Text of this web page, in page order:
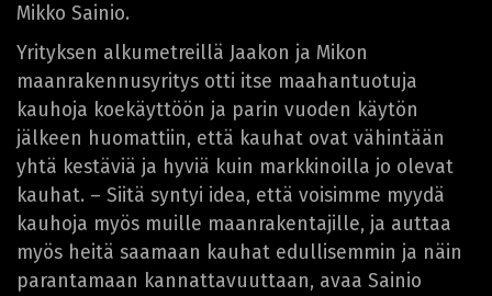
Mikko Sainio.
Yrityksen alkumetreillä Jaakon ja Mikon
maanrakennusyritys otti itse maahantuotuja
kauhoja koekäyttöön ja parin vuoden käytön
jälkeen huomattiin, että kauhat ovat vähintään
yhtä kestäviä ja hyviä kuin markkinoilla jo olevat
kauhat. – Siitä syntyi idea, että voisimme myydä
kauhoja myös muille maanrakentajille, ja auttaa
myös heitä saamaan kauhat edullisemmin ja näin
parantamaan kannattavuuttaan, avaa Sainio